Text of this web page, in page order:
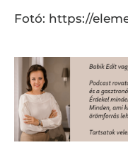
Fotó: https://